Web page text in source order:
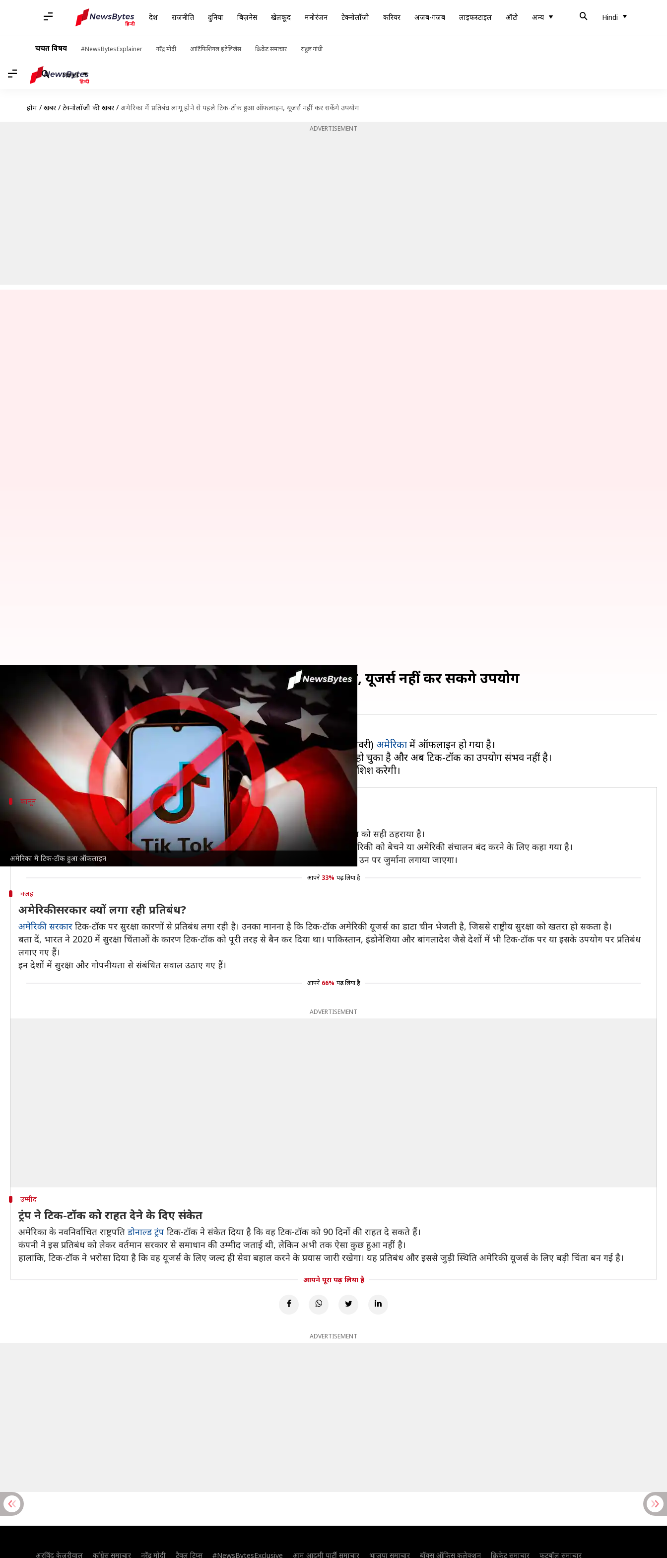
देश राजनीति दुनिया बिज़नेस खेलकूद मनोरंजन टेक्नोलॉजी करियर अजब-गजब लाइफस्टाइल ऑटो अन्य Hindi
चर्चित विषय #NewsBytesExplainer नरेंद्र मोदी आर्टिफिशियल इंटेलिजेंस क्रिकेट समाचार राहुल गांधी
Hindi
होम / खबरें / टेक्नोलॉजी की खबरें / अमेरिका में प्रतिबंध लागू होने से पहले टिक-टॉक हुआ ऑफलाइन, यूजर्स नहीं कर सकेंगे उपयोग
ADVERTISEMENT
अमेरिका में टिक-टॉक हुआ ऑफलाइन
अमेरिका में प्रतिबंध लागू होने से पहले टिक-टॉक हुआ ऑफलाइन, यूजर्स नहीं कर सकेंगे उपयोग
Jan 19, 2025
क्या है खबर?
लोकप्रिय शॉर्ट वीडियो प्लेटफॉर्मटिक-टॉक प्रतिबंध के नए कानून के लागू होने से पहले ही आज (19 जनवरी) अमेरिकामें ऑफलाइन हो गया है।
अमेरिका में आज टिक-टॉक यूजर्स को कंपनी की तरफ से एक मैसेज में बताया गया कि कानून लागू हो चुका है और अब टिक-टॉक का उपयोग संभव नहीं है।
कानून
क्या है नया संघीय कानून?
टिक-टॉक को अमेरिका में अपनी सेवाएं बंद करनी पड़ी है, क्योंकि अमेरिकी सुप्रीम कोर्ट ने नए संघीय कानून को सही ठहराया है।
संघीय कानून में टिक-टॉक को अपनी चीन स्थित कंपनी बाइटडांस से अलग होने, इसका संचालन किसी अमेरिकी को बेचने या अमेरिकी संचालन बंद करने के लिए कहा गया है।
इसके साथ ही इस कानून के तहत, अगर
टिक-टॉक को अपने ऐप स्टोर से हटाते नहीं हैं, तो उन पर जुर्माना लगाया जाएगा।
आपने 33% पढ़ लिया है
वजह
अमेरिकी सरकार क्यों लगा रही प्रतिबंध?
अमेरिकी सरकार टिक-टॉक पर सुरक्षा कारणों से प्रतिबंध लगा रही है। उनका मानना है कि टिक-टॉक अमेरिकी यूजर्स का डाटा चीन भेजती है, जिससे राष्ट्रीय सुरक्षा को खतरा हो सकता है।
बता दें, भारत ने 2020 में सुरक्षा चिंताओं के कारण टिक-टॉक को पूरी तरह से बैन कर दिया था। पाकिस्तान, इंडोनेशिया और बांगलादेश जैसे देशों में भी टिक-टॉक पर या इसके उपयोग पर प्रतिबंध
लगाए गए हैं।
इन देशों में सुरक्षा और गोपनीयता से संबंधित सवाल उठाए गए हैं।
आपने 66% पढ़ लिया है
ADVERTISEMENT
उम्मीद
ट्रंप ने टिक-टॉक को राहत देने के दिए संकेत
अमेरिका के नवनिर्वाचित राष्ट्रपति डोनाल्ड ट्रंप टिक-टॉक ने संकेत दिया है कि वह टिक-टॉक को 90 दिनों की राहत दे सकते हैं।
कंपनी ने इस प्रतिबंध को लेकर वर्तमान सरकार से समाधान की उम्मीद जताई थी, लेकिन अभी तक ऐसा कुछ हुआ नहीं है।
हालांकि, टिक-टॉक ने भरोसा दिया है कि वह यूजर्स के लिए जल्द ही सेवा बहाल करने के प्रयास जारी रखेगा। यह प्रतिबंध और इससे जुड़ी स्थिति अमेरिकी यूजर्स के लिए बड़ी चिंता बन गई है।
आपने पूरा पढ़ लिया है
ADVERTISEMENT
अरविंद केजरीवाल कांग्रेस समाचार नरेंद्र मोदी ट्रैवल टिप्स #NewsBytesExclusive आम आदमी पार्टी समाचार भाजपा समाचार बॉक्स ऑफिस कलेक्शन क्रिकेट समाचार फुटबॉल समाचार